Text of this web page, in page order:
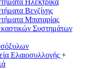
Ηλεκτρικά
Βενζίνης
Μπαταρίας
Συστημάτων
Ελαιοσυλλογής +